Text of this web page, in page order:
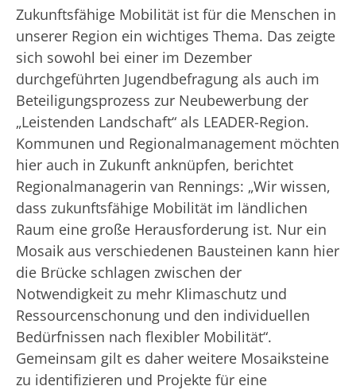
Zukunftsfähige Mobilität ist für die Menschen in
unserer Region ein wichtiges Thema. Das zeigte
sich sowohl bei einer im Dezember
durchgeführten Jugendbefragung als auch im
Beteiligungsprozess zur Neubewerbung der
„Leistenden Landschaft“ als LEADER-Region.
Kommunen und Regionalmanagement möchten
hier auch in Zukunft anknüpfen, berichtet
Regionalmanagerin van Rennings: „Wir wissen,
dass zukunftsfähige Mobilität im ländlichen
Raum eine große Herausforderung ist. Nur ein
Mosaik aus verschiedenen Bausteinen kann hier
die Brücke schlagen zwischen der
Notwendigkeit zu mehr Klimaschutz und
Ressourcenschonung und den individuellen
Bedürfnissen nach flexibler Mobilität“.
Gemeinsam gilt es daher weitere Mosaiksteine
zu identifizieren und Projekte für eine